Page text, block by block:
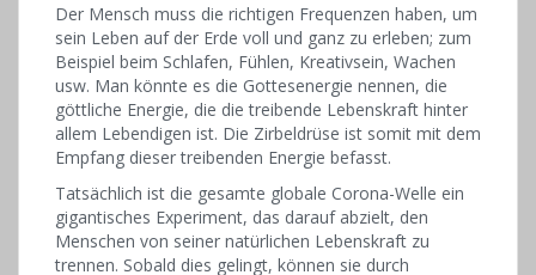
Der Mensch muss die richtigen Frequenzen haben, um
sein Leben auf der Erde voll und ganz zu erleben; zum
Beispiel beim Schlafen, Fühlen, Kreativsein, Wachen
usw. Man könnte es die Gottesenergie nennen, die
göttliche Energie, die die treibende Lebenskraft hinter
allem Lebendigen ist. Die Zirbeldrüse ist somit mit dem
Empfang dieser treibenden Energie befasst.
Tatsächlich ist die gesamte globale Corona-Welle ein
gigantisches Experiment, das darauf abzielt, den
Menschen von seiner natürlichen Lebenskraft zu
trennen. Sobald dies gelingt, können sie durch